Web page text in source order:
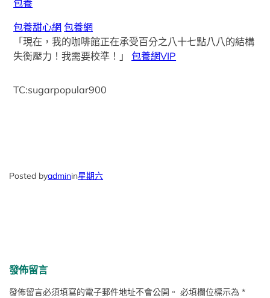
包養
包養甜心網 包養網
「現在，我的咖啡館正在承受百分之八十七點八八的結構
失衡壓力！我需要校準！」包養網VIP
TC:sugarpopular900
Posted byadminin星期六
發佈留言
發佈留言必須填寫的電子郵件地址不會公開。 必填欄位標示為*